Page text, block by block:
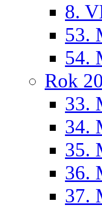
8.
53.
54.
Rok
33.
34.
35.
36.
37.